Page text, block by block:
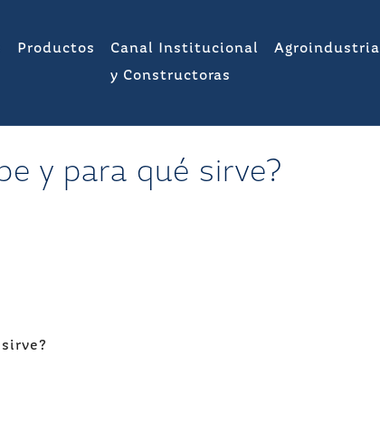
Productos
Canal Institucional
y Constructoras
Agroindustria
y para qué sirve?